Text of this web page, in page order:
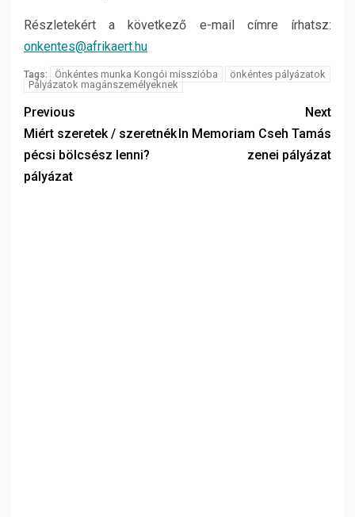
Részletekért a következő e-mail címre írhatsz:
onkentes@afrikaert.hu
Tags: Önkéntes munka Kongói misszióba
önkéntes pályázatok
Pályázatok magánszemélyeknek
Previous
Miért szeretek / szeretnék
pécsi bölcsész lenni?
pályázat
Next
In Memoriam Cseh Tamás
zenei pályázat